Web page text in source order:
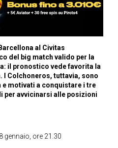
al Civitas
del big match valido per la
il pronostico vede favorita la
I Colchoneros, tuttavia, sono
motivati a conquistare i tre
per avvicinarsi alle posizioni
gennaio, ore 21.30